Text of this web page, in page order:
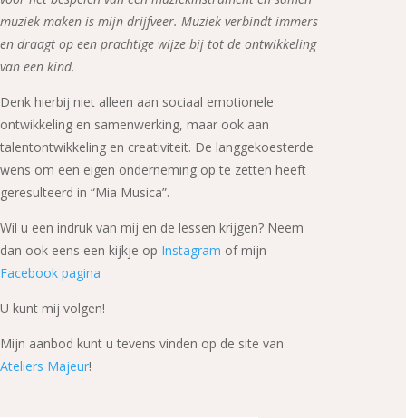
muziek maken is mijn drijfveer. Muziek verbindt immers
en draagt op een prachtige wijze bij tot de ontwikkeling
van een kind.
Denk hierbij niet alleen aan sociaal emotionele
ontwikkeling en samenwerking, maar ook aan
talentontwikkeling en creativiteit. De langgekoesterde
wens om een eigen onderneming op te zetten heeft
geresulteerd in “Mia Musica”.
Wil u een indruk van mij en de lessen krijgen? Neem
dan ook eens een kijkje op Instagram of mijn
Facebook pagina
U kunt mij volgen!
Mijn aanbod kunt u tevens vinden op de site van
Ateliers Majeur!